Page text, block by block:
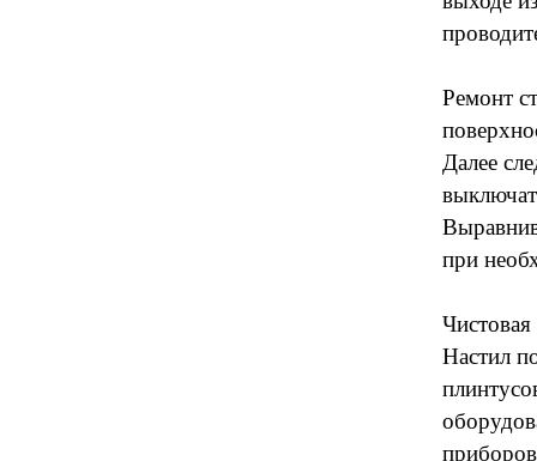
Ремонт
Далее
при
Чистовая
Настил